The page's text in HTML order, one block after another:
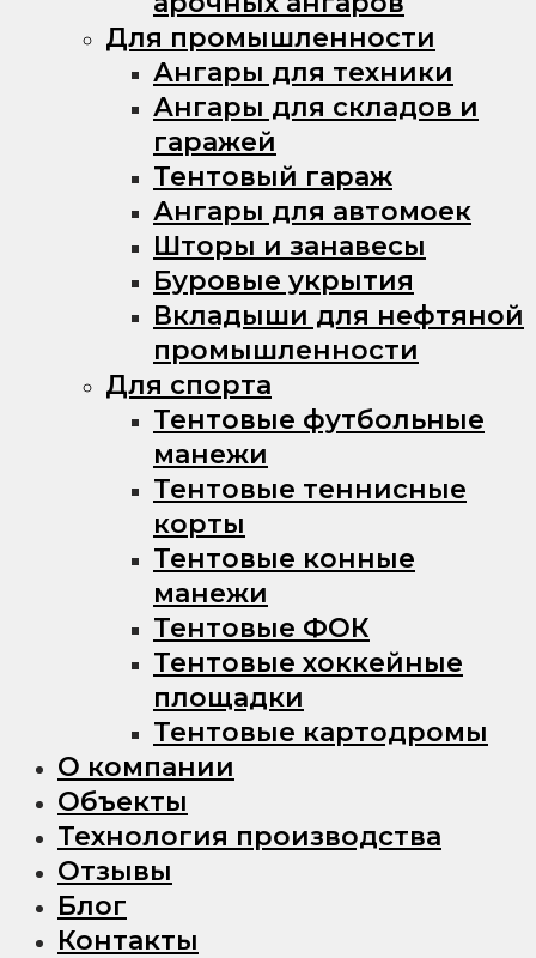
Для промышленности
Ангары для техники
Ангары для складов и
гаражей
Тентовый гараж
Ангары для автомоек
Шторы и занавесы
Буровые укрытия
Вкладыши для нефтяной
промышленности
Для спорта
Тентовые футбольные
манежи
Тентовые теннисные
корты
Тентовые конные
манежи
Тентовые ФОК
Тентовые хоккейные
площадки
Тентовые картодромы
О компании
Объекты
Технология производства
Отзывы
Блог
Контакты